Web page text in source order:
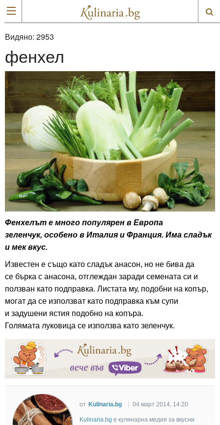
Видяно: 2953
фенхел
Фенхелът е много популярен в Европа
зеленчук, особено в Италия и Франция. Има сладък
и мек вкус.
Известен е също като сладък анасон, но не бива да
се бърка с анасона, отглеждан заради семената си и
ползван като подправка. Листата му, подобни на копър,
могат да се използват като подправка към супи
и задушени ястия подобно на копъра.
Голямата луковица се използва като зеленчук.
от Kulinaria.bg 04 март 2014, 14:20
Kulinaria.bg e кулинарна медия за вкусни